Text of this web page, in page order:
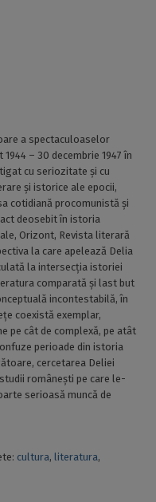
a spectaculoaselor
– 30 decembrie 1947 în
cu seriozitate și cu
și istorice ale epocii,
cotidiană procomunistă și
deosebit în istoria
Orizont, Revista literară
la care apelează Delia
la intersecția istoriei
comparată și last but
incontestabilă, în
coexistă exemplar,
pe cât de complexă, pe atât
perioade din istoria
cercetarea Deliei
românești pe care le-
serioasă muncă de
cultura, literatura,